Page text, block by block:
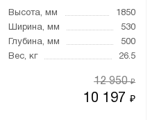
Высота, мм
1850
Ширина, мм
530
Глубина, мм
500
Вес, кг
26.5
10 197₽
12 950₽